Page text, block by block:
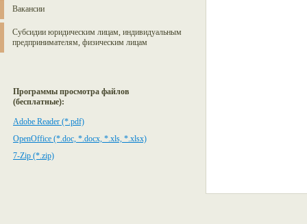
Вакансии
Субсидии юридическим лицам, индивидуальным
предпринимателям, физическим лицам
Программы просмотра файлов
(бесплатные):
Adobe Reader (*.pdf)
OpenOffice (*.doc, *.docx, *.xls, *.xlsx)
7-Zip (*.zip)